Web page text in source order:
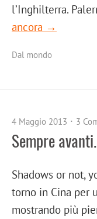
l’Inghilterra.
ancora →
Dal mondo
4 Maggio 2013 3
Sempre avanti.
Shadows or not,
torno in Cina per
mostrando più